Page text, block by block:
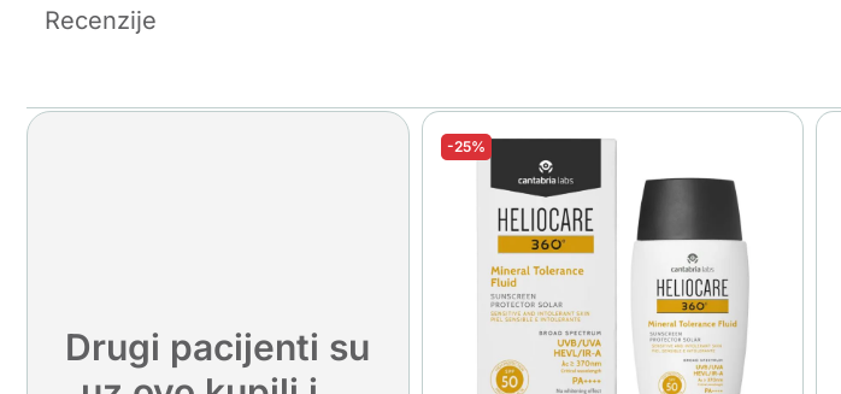
Recenzije
Drugi pacijenti su
-25%